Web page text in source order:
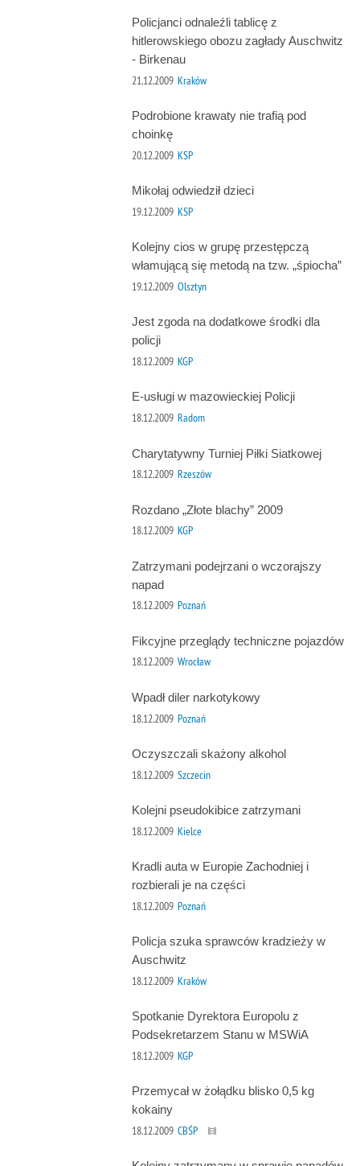
Policjanci odnaleźli tablicę z
hitlerowskiego obozu zagłady Auschwitz
- Birkenau
21.12.2009 Kraków
Podrobione krawaty nie trafią pod
choinkę
20.12.2009 KSP
Mikołaj odwiedził dzieci
19.12.2009 KSP
Kolejny cios w grupę przestępczą
włamującą się metodą na tzw. „śpiocha”
19.12.2009 Olsztyn
Jest zgoda na dodatkowe środki dla
policji
18.12.2009 KGP
E-usługi w mazowieckiej Policji
18.12.2009 Radom
Charytatywny Turniej Piłki Siatkowej
18.12.2009 Rzeszów
Rozdano „Złote blachy” 2009
18.12.2009 KGP
Zatrzymani podejrzani o wczorajszy
napad
18.12.2009 Poznań
Fikcyjne przeglądy techniczne pojazdów
18.12.2009 Wrocław
Wpadł diler narkotykowy
18.12.2009 Poznań
Oczyszczali skażony alkohol
18.12.2009 Szczecin
Kolejni pseudokibice zatrzymani
18.12.2009 Kielce
Kradli auta w Europie Zachodniej i
rozbierali je na części
18.12.2009 Poznań
Policja szuka sprawców kradzieży w
Auschwitz
18.12.2009 Kraków
Spotkanie Dyrektora Europolu z
Podsekretarzem Stanu w MSWiA
18.12.2009 KGP
Przemycał w żołądku blisko 0,5 kg
kokainy
18.12.2009 CBŚP